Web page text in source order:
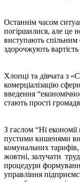
Останнім часом
погіршилися, але це
виступають спільним
здорочжують
Хлопці та дівчата з
комерціалізацію
введення
стають прості
З гаслом “Ні
пустими кишенями
комунальних
жовтні, залучати
процедури
управління